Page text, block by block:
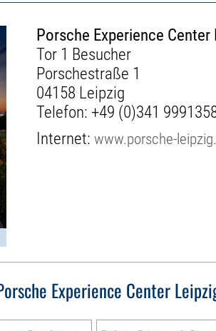
Porsche Experience Center
Tor 1 Besucher
Porschestraße 1
04158 Leipzig
Telefon: +49 (0)341
Internet:www.porsche-
Experience Center